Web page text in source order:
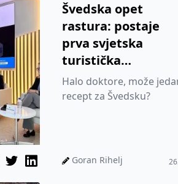
Švedska opet
rastura: postaje
prva svjetska
turistička
destinacija „na
recept“
Halo doktore, može
recept za Švedsku?
Goran Rihelj